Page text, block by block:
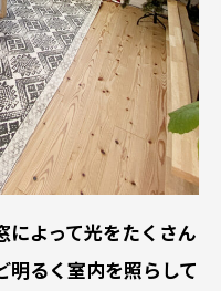
によって光をたくさん
明るく室内を照らして